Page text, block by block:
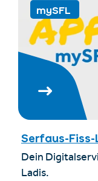
mySFL
Serfaus-Fiss-
Dein
Ladis.